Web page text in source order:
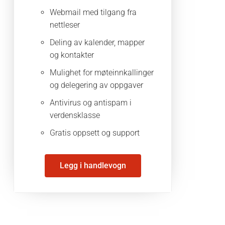
Webmail med tilgang fra
nettleser
Deling av kalender, mapper
og kontakter
Mulighet for møteinnkallinger
og delegering av oppgaver
Antivirus og antispam i
verdensklasse
Gratis oppsett og support
Legg i handlevogn